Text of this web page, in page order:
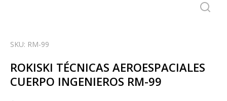
SKU: RM-99
ROKISKI TÉCNICAS AEROESPACIALES
CUERPO INGENIEROS RM-99